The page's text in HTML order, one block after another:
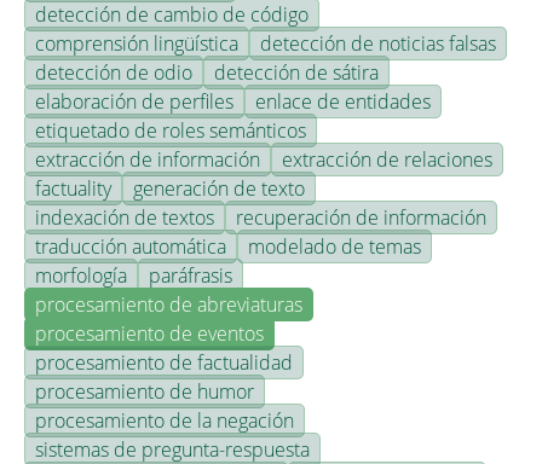
detección de cambio de código
comprensión lingüística
detección de noticias falsas
detección de odio
detección de sátira
elaboración de perfiles
enlace de entidades
etiquetado de roles semánticos
extracción de información
extracción de relaciones
factuality
generación de texto
indexación de textos
recuperación de información
traducción automática
modelado de temas
morfología
paráfrasis
procesamiento de abreviaturas
procesamiento de eventos
procesamiento de factualidad
procesamiento de humor
procesamiento de la negación
sistemas de pregunta-respuesta